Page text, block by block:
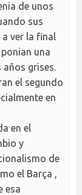
de unos
sus
ver la final
una
grises.
el segundo
en
en el
y
de
el Barça ,
esa